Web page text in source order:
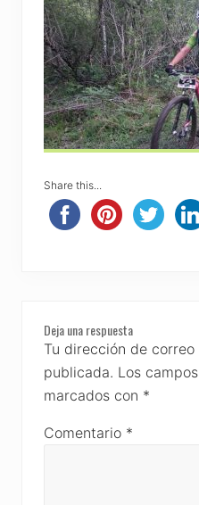
Share this...
Reader
Interactions
Deja una respuesta
Tu dirección de
publicada. Los
marcados con *
Comentario *